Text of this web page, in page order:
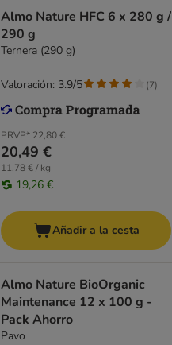
Almo Nature HFC 6 x 280 g /
290 g
Ternera (290 g)
PRVP* 22,80 €
20,49 €
11,78 € / kg
19,26 €
Valoración: 3.9/5 (7)
Añadir a la cesta
Almo Nature BioOrganic
Maintenance 12 x 100 g -
Pack Ahorro
Pavo